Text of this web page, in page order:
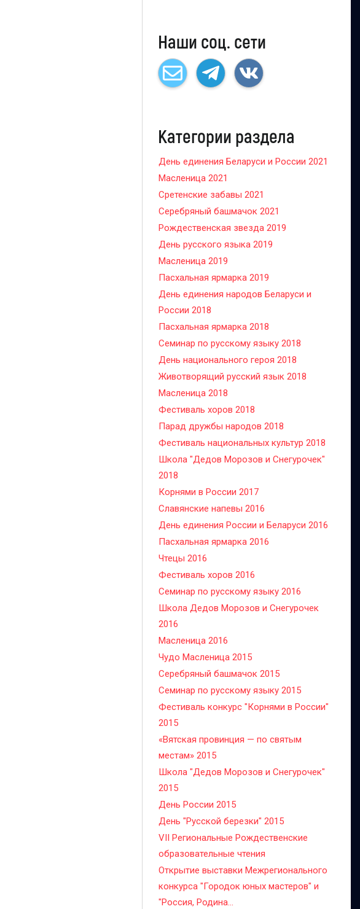
Наши соц. сети
Категории раздела
День единения Беларуси и России 2021
Масленица 2021
Сретенские забавы 2021
Серебряный башмачок 2021
Рождественская звезда 2019
День русского языка 2019
Масленица 2019
Пасхальная ярмарка 2019
День единения народов Беларуси и
России 2018
Пасхальная ярмарка 2018
Семинар по русскому языку 2018
День национального героя 2018
Животворящий русский язык 2018
Масленица 2018
Фестиваль хоров 2018
Парад дружбы народов 2018
Фестиваль национальных культур 2018
Школа "Дедов Морозов и Снегурочек"
2018
Корнями в России 2017
Славянские напевы 2016
День единения России и Беларуси 2016
Пасхальная ярмарка 2016
Чтецы 2016
Фестиваль хоров 2016
Семинар по русскому языку 2016
Школа Дедов Морозов и Снегурочек
2016
Масленица 2016
Чудо Масленица 2015
Серебряный башмачок 2015
Семинар по русскому языку 2015
Фестиваль конкурс "Корнями в России"
2015
«Вятская провинция — по святым
местам» 2015
Школа "Дедов Морозов и Снегурочек"
2015
День России 2015
День "Русской березки" 2015
VII Региональные Рождественские
образовательные чтения
Открытие выставки Межрегионального
конкурса "Городок юных мастеров" и
"Россия, Родина...